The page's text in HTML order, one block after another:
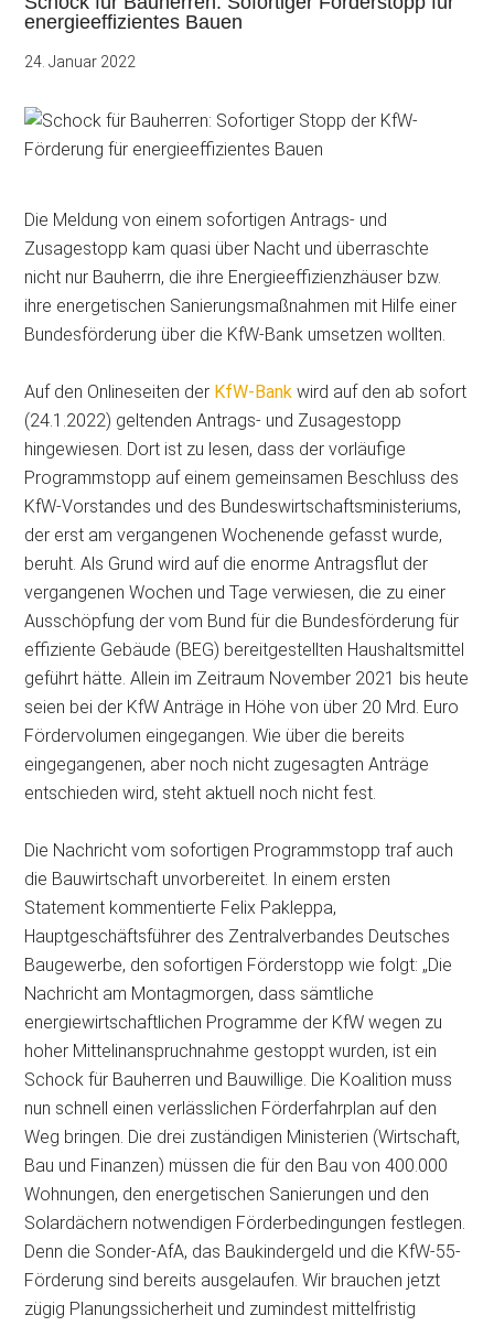
energieeffizientes Bauen
24. Januar 2022
Die Meldung von einem sofortigen Antrags- und
Zusagestopp kam quasi über Nacht und überraschte
nicht nur Bauherrn, die ihre Energieeffizienzhäuser bzw.
ihre energetischen Sanierungsmaßnahmen mit Hilfe einer
Bundesförderung über die KfW-Bank umsetzen wollten.
Auf den Onlineseiten der KfW-Bank wird auf den ab sofort
(24.1.2022) geltenden Antrags- und Zusagestopp
hingewiesen. Dort ist zu lesen, dass der vorläufige
Programmstopp auf einem gemeinsamen Beschluss des
KfW-Vorstandes und des Bundeswirtschaftsministeriums,
der erst am vergangenen Wochenende gefasst wurde,
beruht. Als Grund wird auf die enorme Antragsflut der
vergangenen Wochen und Tage verwiesen, die zu einer
Ausschöpfung der vom Bund für die Bundesförderung für
effiziente Gebäude (BEG) bereitgestellten Haushaltsmittel
geführt hätte. Allein im Zeitraum November 2021 bis heute
seien bei der KfW Anträge in Höhe von über 20 Mrd. Euro
Fördervolumen eingegangen. Wie über die bereits
eingegangenen, aber noch nicht zugesagten Anträge
entschieden wird, steht aktuell noch nicht fest.
Die Nachricht vom sofortigen Programmstopp traf auch
die Bauwirtschaft unvorbereitet. In einem ersten
Statement kommentierte Felix Pakleppa,
Hauptgeschäftsführer des Zentralverbandes Deutsches
Baugewerbe, den sofortigen Förderstopp wie folgt: „Die
Nachricht am Montagmorgen, dass sämtliche
energiewirtschaftlichen Programme der KfW wegen zu
hoher Mittelinanspruchnahme gestoppt wurden, ist ein
Schock für Bauherren und Bauwillige. Die Koalition muss
nun schnell einen verlässlichen Förderfahrplan auf den
Weg bringen. Die drei zuständigen Ministerien (Wirtschaft,
Bau und Finanzen) müssen die für den Bau von 400.000
Wohnungen, den energetischen Sanierungen und den
Solardächern notwendigen Förderbedingungen festlegen.
Denn die Sonder-AfA, das Baukindergeld und die KfW-55-
Förderung sind bereits ausgelaufen. Wir brauchen jetzt
zügig Planungssicherheit und zumindest mittelfristig